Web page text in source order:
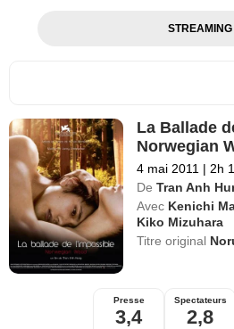
STREAMING
La Ballade
Norwegian
4 mai 2011 | 2h
De Tran Anh
Avec Kenichi
Kiko Mizuhara
Titre original
Presse
3,4
Spectateurs
2,8